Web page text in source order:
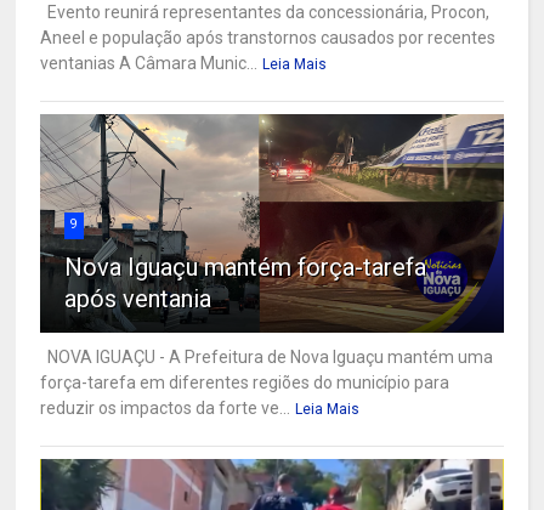
Evento reunirá representantes da concessionária, Procon,
Aneel e população após transtornos causados por recentes
ventanias A Câmara Munic...
Leia Mais
9
Nova Iguaçu mantém força-tarefa
após ventania
NOVA IGUAÇU - A Prefeitura de Nova Iguaçu mantém uma
força-tarefa em diferentes regiões do município para
reduzir os impactos da forte ve...
Leia Mais